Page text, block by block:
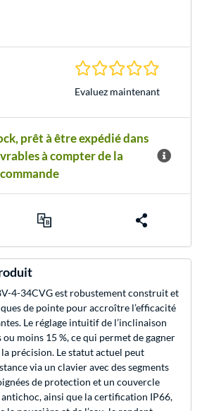
Evaluez maintenant
prêt à être expédié dans
à compter de la
commande
4-34CVG est robustement construit et
de pointe pour accroître l’efficacité
Le réglage intuitif de l’inclinaison
moins 15 %, ce qui permet de gagner
la précision. Le statut actuel peut
via un clavier avec des segments
de protection et un couvercle
ainsi que la certification IP66,